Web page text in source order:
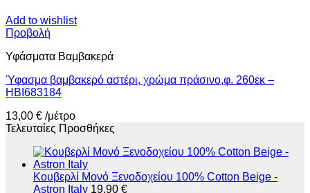
Add to wishlist
Προβολή
Υφάσματα Βαμβακερά
Ύφασμα βαμβακερό αστέρι, χρώμα πράσινο,φ. 260εκ –
HBI683184
13,00 € /μέτρο
Τελευταίες Προσθήκες
Κουβερλί Μονό Ξενοδοχείου 100% Cοtton Beige -
Astron Italy 19,90 €